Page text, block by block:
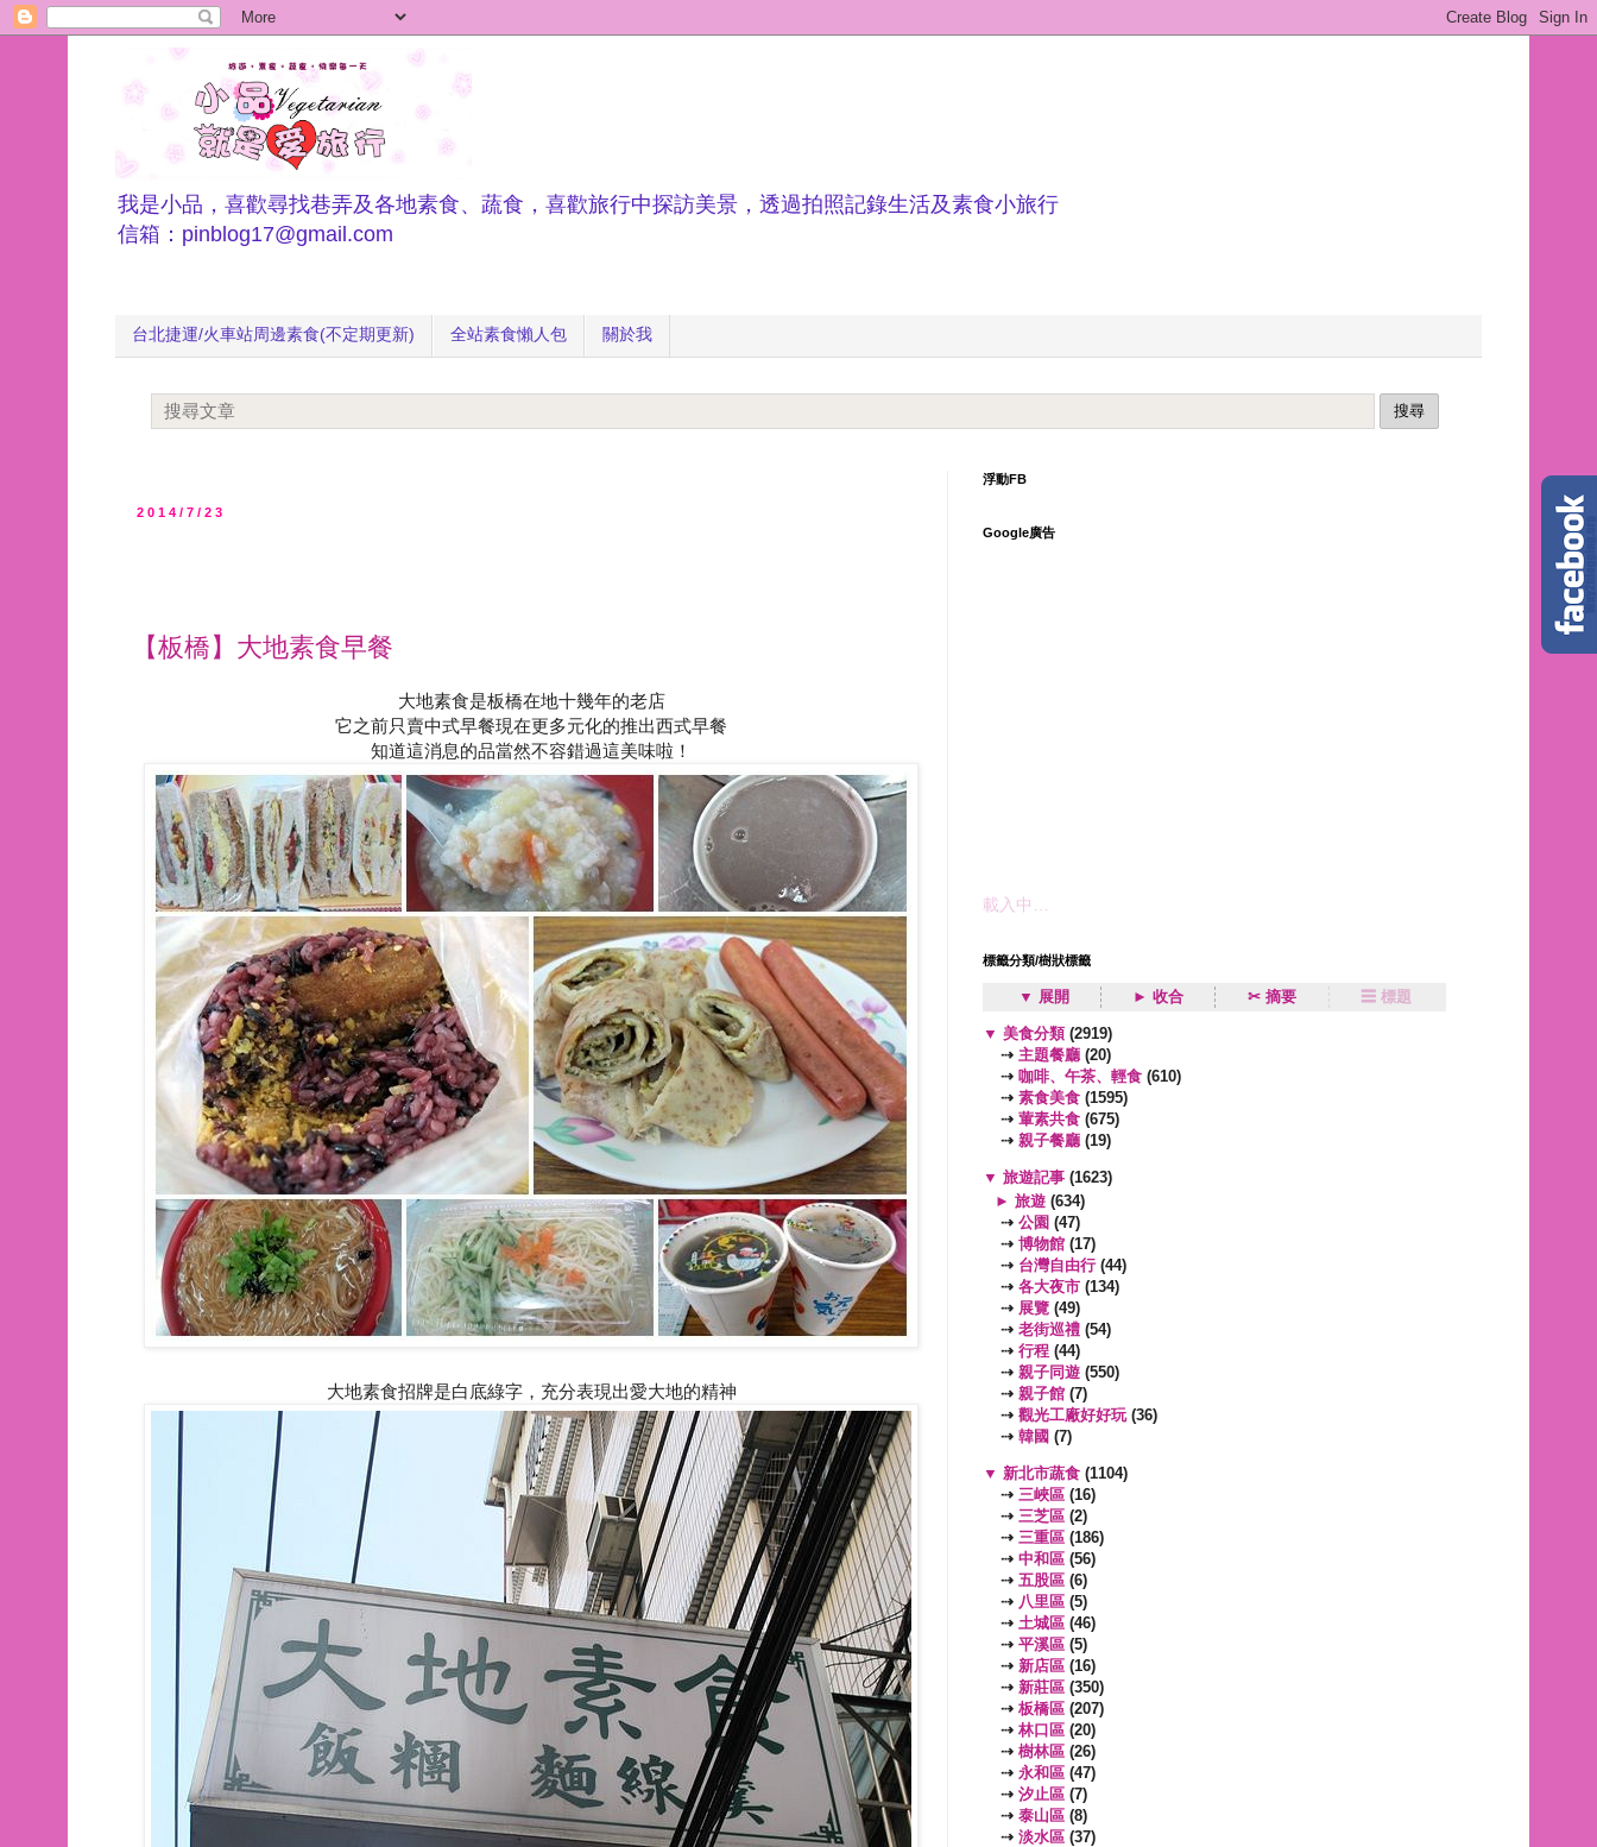
我是小品，喜歡尋找巷弄及各地素食、蔬食，喜歡旅行中探訪美景，透過拍照記錄生活及素食小旅行
信箱：pinblog17@gmail.com
台北捷運/火車站周邊素食(不定期更新) 全站素食懶人包 關於我
2014/7/23
【板橋】大地素食早餐
大地素食是板橋在地十幾年的老店
它之前只賣中式早餐現在更多元化的推出西式早餐
知道這消息的品當然不容錯過這美味啦！
大地素食招牌是白底綠字，充分表現出愛大地的精神
浮動FB
Google廣告
載入中…
標籤分類/樹狀標籤
▼ 展開 ► 收合 ✂ 摘要 ☰ 標題
▼ 美食分類 (2919)
⇢ 主題餐廳 (20)
⇢ 咖啡、午茶、輕食 (610)
⇢ 素食美食 (1595)
⇢ 葷素共食 (675)
⇢ 親子餐廳 (19)
▼ 旅遊記事 (1623)
► 旅遊 (634)
⇢ 公園 (47)
⇢ 博物館 (17)
⇢ 台灣自由行 (44)
⇢ 各大夜市 (134)
⇢ 展覽 (49)
⇢ 老街巡禮 (54)
⇢ 行程 (44)
⇢ 親子同遊 (550)
⇢ 親子館 (7)
⇢ 觀光工廠好好玩(36)
⇢ 韓國 (7)
▼ 新北市蔬食 (1104)
⇢ 三峽區 (16)
⇢ 三芝區 (2)
⇢ 三重區 (186)
⇢ 中和區 (56)
⇢ 五股區 (6)
⇢ 八里區 (5)
⇢ 土城區 (46)
⇢ 平溪區 (5)
⇢ 新店區 (16)
⇢ 新莊區 (350)
⇢ 板橋區 (207)
⇢ 林口區 (20)
⇢ 樹林區 (26)
⇢ 永和區 (47)
⇢ 汐止區 (7)
⇢ 泰山區 (8)
⇢ 淡水區 (37)